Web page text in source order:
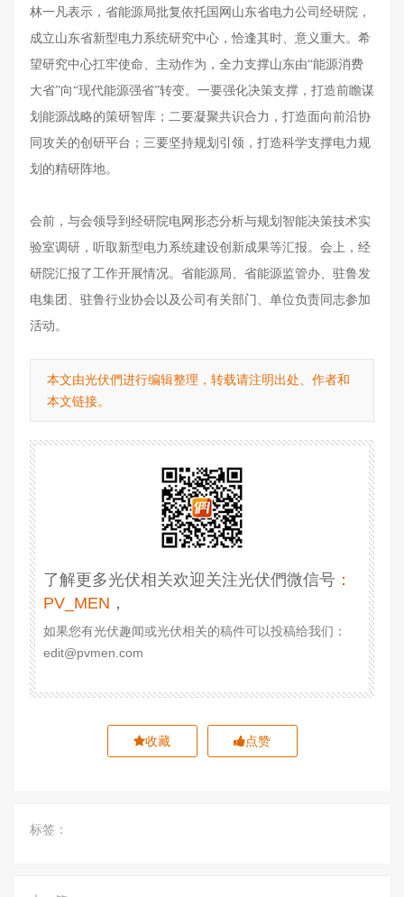
林一凡表示，省能源局批复依托国网山东省电力公司经研院，
成立山东省新型电力系统研究中心，恰逢其时、意义重大。希
望研究中心扛牢使命、主动作为，全力支撑山东由“能源消费
大省”向“现代能源强省”转变。一要强化决策支撑，打造前瞻谋
划能源战略的策研智库；二要凝聚共识合力，打造面向前沿协
同攻关的创研平台；三要坚持规划引领，打造科学支撑电力规
划的精研阵地。
会前，与会领导到经研院电网形态分析与规划智能决策技术实
验室调研，听取新型电力系统建设创新成果等汇报。会上，经
研院汇报了工作开展情况。省能源局、省能源监管办、驻鲁发
电集团、驻鲁行业协会以及公司有关部门、单位负责同志参加
活动。
本文由光伏們进行编辑整理，转载请注明出处、作者和
本文链接。
了解更多光伏相关欢迎关注光伏們微信号 ：
PV_MEN ，
如果您有光伏趣闻或光伏相关的稿件可以投稿给我们：
edit@pvmen.com
收藏 点赞
标签：